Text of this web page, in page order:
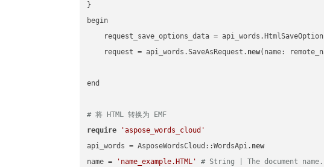
}
begin
request_save_options_data =
    request = api_words.SaveAsRequest.
new(name:
end
# 将 HTML 转换为 EMF
require
'aspose_words_cloud'
api_words = AsposeWordsCloud::WordsApi. new
name =
'name_example.HTML' # String | The document name.